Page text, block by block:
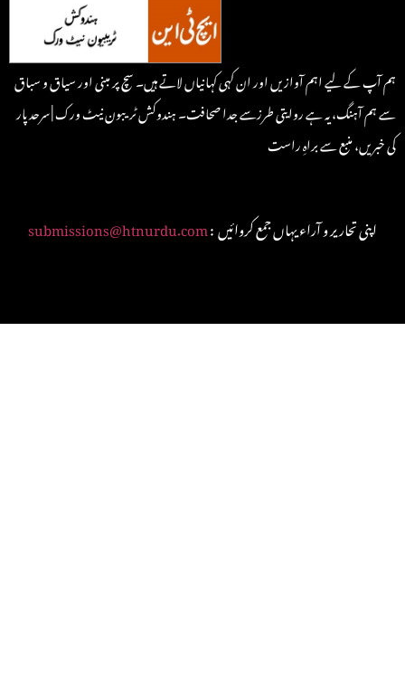
ہم آپ کے لیے اہم آوازیں اور ان کہی کہانیاں لاتے ہیں۔ سچ پر مبنی اور سیاق و سباق
سے ہم آہنگ، یہ ہے روایتی طرزسے جدا صحافت۔ ہندوکش ٹریبون نیٹ ورک | سرحد پار
کی خبریں، منبع سے براہِ راست
submissions@htnurdu.com : اپنی تحاریر و آراء یہاں جمع کروائیں